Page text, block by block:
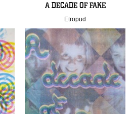
A DECADE OF FAKE
Etropud